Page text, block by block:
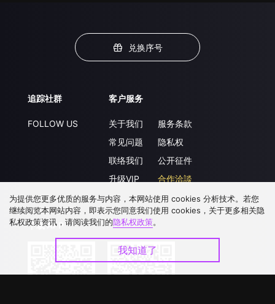
兑换序号
追踪社群
FOLLOW US
客户服务
关于我们
常见问题
联络我们
升级VIP
服务条款
隐私权
公开征件
合作洽談
下载 APP
为提供您更多优质的服务与内容，本网站使用 cookies 分析技术。若您
继续阅览本网站内容，即表示您同意我们使用 cookies，关于更多相关隐
私权政策资讯，请阅读我们的隐私权政策。
我知道了